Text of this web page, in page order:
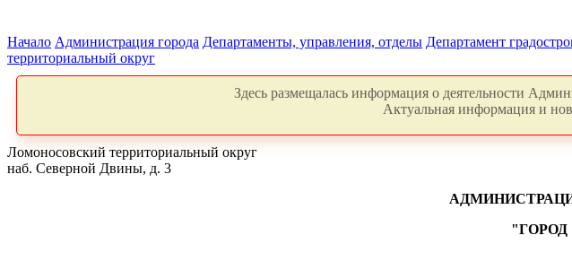
Начало Администрация города Департаменты, управления, отделы Департамент
территориальный округ
Здесь размещалась информация о деятельности
Актуальная информация и
Ломоносовский территориальный округ
наб. Северной Двины, д. 3
"ГОРОД